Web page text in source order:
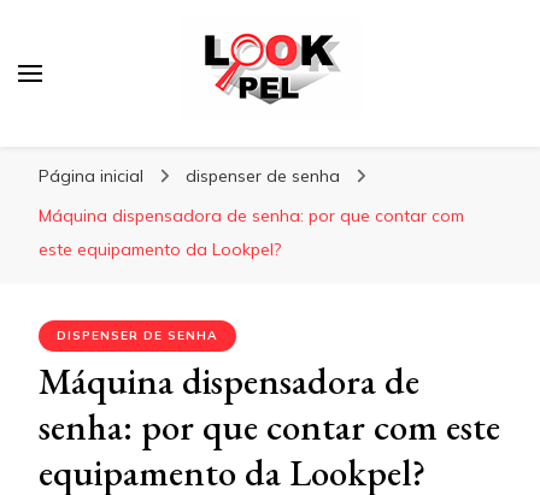
Página inicial
dispenser de senha
Máquina dispensadora de senha: por que contar com
este equipamento da Lookpel?
DISPENSER DE SENHA
Máquina dispensadora de
senha: por que contar com este
equipamento da Lookpel?